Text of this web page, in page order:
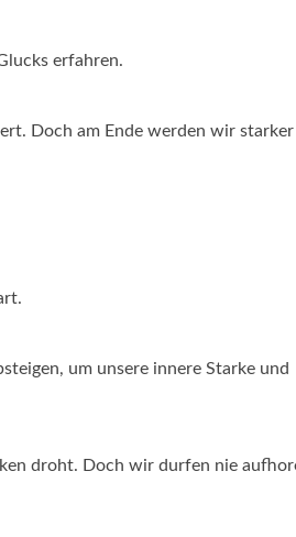
erfahren.
Doch am Ende werden wir starker
um unsere innere Starke und
droht. Doch wir durfen nie